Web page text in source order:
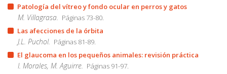
Patología del vítreo y fondo ocular en perros y gatos
M. Villagrasa.
Páginas 73-80.
Las afecciones de la órbita
J.L. Puchol. Páginas 81-89.
El glaucoma en los pequeños animales: revisión práctica
I. Morales, M. Aguirre. Páginas 91-97.